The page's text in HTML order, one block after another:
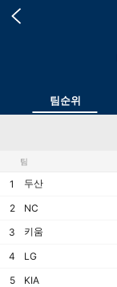
팀순위
팀
1 두산
2
NC
3
키움
4
LG
5
KIA